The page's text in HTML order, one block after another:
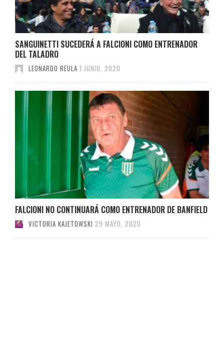
SANGUINETTI SUCEDERÁ A FALCIONI COMO ENTRENADOR
DEL TALADRO
LEONARDO REULA 1 JUNIO, 2020
FALCIONI NO CONTINUARÁ COMO ENTRENADOR DE BANFIELD
VICTORIA KAJETOWSKI 29 MAYO, 2020